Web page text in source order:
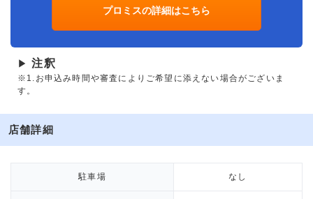
プロミスの詳細はこちら
▶ 注釈
※1.お申込み時間や審査によりご希望に添えない場合がございま
す。
店舗詳細
駐車場 なし